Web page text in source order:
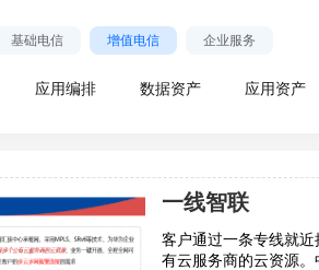
基础电信 增值电信 企业服务
应用编排 数据资产 应用资产
一线智联
客户通过一条专线就
有云服务商的云资源